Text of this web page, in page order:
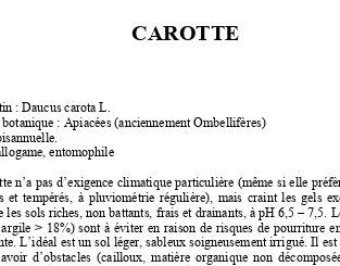
CAROTTE
: Daucus carota L.
: Apiacées (anciennement Ombellifères)
entomophile
n’a pas d’exigence climatique particulière (même si elle
et tempérés, à pluviométrie régulière), mais craint les gels
les sols riches, non battants, frais et drainants, à pH 6,5 – 7,5.
> 18%) sont à éviter en raison de risques de pourriture
L’idéal est un sol léger, sableux soigneusement irrigué. Il
avoir d’obstacles (cailloux, matière organique non